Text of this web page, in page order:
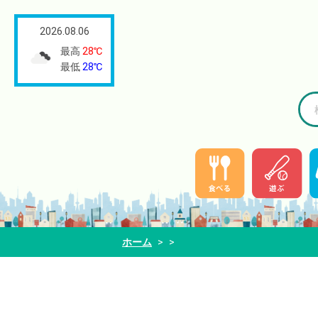
2026.08.06
最高 28℃
最低 28℃
ホーム > >